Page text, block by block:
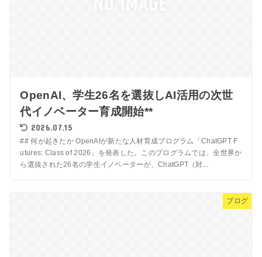
OpenAI、学生26名を選抜しAI活用の次世
代イノベーター育成開始**
2026.07.15
## 何が起きたか OpenAIが新たな人材育成プログラム「ChatGPT F
utures: Class of 2026」を発表した。このプログラムでは、全世界か
ら選抜された26名の学生イノベーターが、ChatGPT（対...
ブログ